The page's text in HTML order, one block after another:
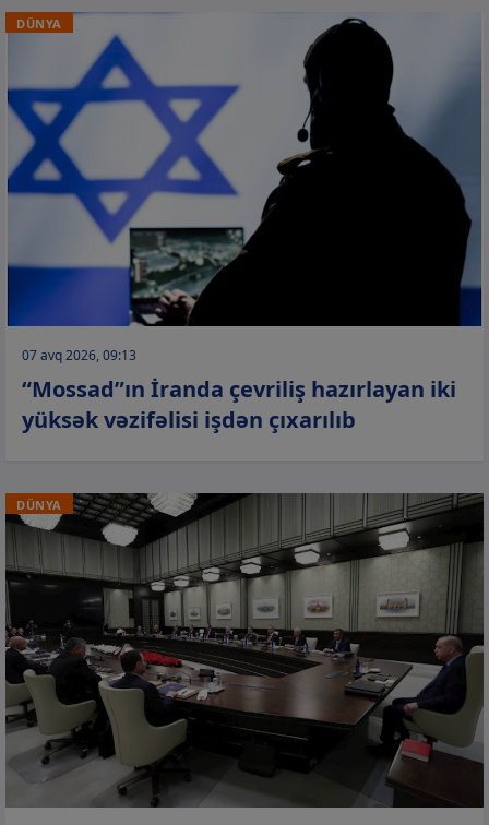
DÜNYA
07 avq 2026, 09:13
“Mossad”ın İranda çevriliş hazırlayan iki
yüksək vəzifəlisi işdən çıxarılıb
DÜNYA